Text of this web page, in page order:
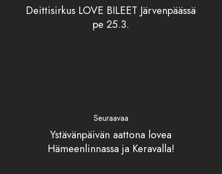
Deittisirkus LOVE BILEET Järvenpäässä
pe 25.3.
Seuraavaa
Ystävänpäivän aattona lovea
Hämeenlinnassa ja Keravalla!